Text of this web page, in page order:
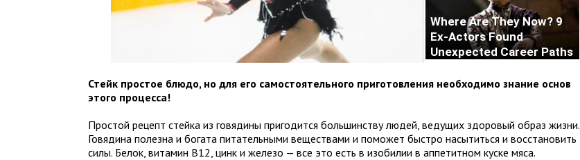
Стейк простое блюдо, но для его самостоятельного приготовления необходимо знание основ
этого процесса!
Простой рецепт стейка из говядины пригодится большинству людей, ведущих здоровый образ жизни.
Говядина полезна и богата питательными веществами и поможет быстро насытиться и восстановить
силы. Белок, витамин В12, цинк и железо — все это есть в изобилии в аппетитном куске мяса.